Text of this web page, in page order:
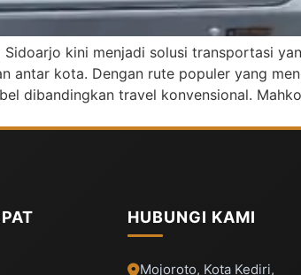
kini menjadi solusi transportasi
antar kota. Dengan rute populer yang
dibandingkan travel konvensional.
HUBUNGI KAMI
Mojoroto, Kota Kediri,